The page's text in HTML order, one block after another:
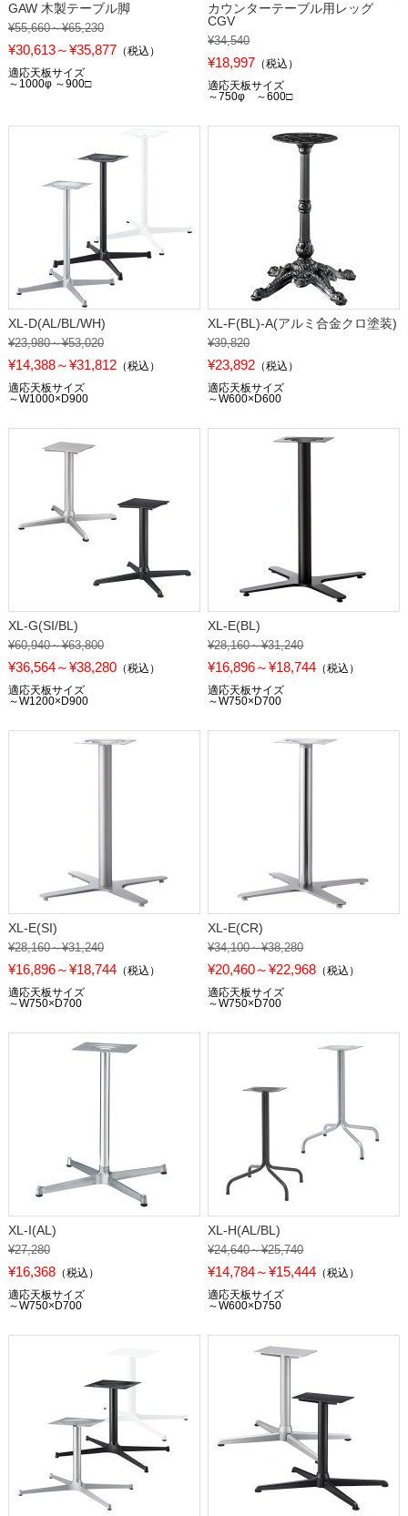
GAW 木製テーブル脚
¥55,660～¥65,230
¥30,613～¥35,877 （税込）
適応天板サイズ
～1000φ ～900□
カウンターテーブル用レッグ
CGV
¥34,540
¥18,997 （税込）
適応天板サイズ
～750φ ～600□
XL-D(AL/BL/WH)
¥23,980～¥53,020
¥14,388～¥31,812（税込）
適応天板サイズ
～W1000×D900
XL-F(BL)-A(アルミ合金クロ塗装)
¥39,820
¥23,892 （税込）
適応天板サイズ
～W600×D600
XL-G(SI/BL)
¥60,940～¥63,800
¥36,564～¥38,280（税込）
適応天板サイズ
～W1200×D900
XL-E(BL)
¥28,160～¥31,240
¥16,896～¥18,744 （税込）
適応天板サイズ
～W750×D700
XL-E(SI)
¥28,160～¥31,240
¥16,896～¥18,744（税込）
適応天板サイズ
～W750×D700
XL-E(CR)
¥34,100～¥38,280
¥20,460～¥22,968 （税込）
適応天板サイズ
～W750×D700
XL-I(AL)
¥27,280
¥16,368（税込）
適応天板サイズ
～W750×D700
XL-H(AL/BL)
¥24,640～¥25,740
¥14,784～¥15,444 （税込）
適応天板サイズ
～W600×D750